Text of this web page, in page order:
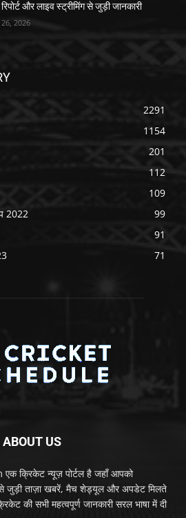
और लाइव स्ट्रीमिंग से जुड़ी जानकारी
26, 2026
2291
1154
201
112
109
2022
99
91
71
ABOUT US
क्रिकेट न्यूज़ पोर्टल है जहाँ आपको
जुड़ी ताज़ा खबरें, मैच शेड्यूल और अपडेट मिलते
की सभी महत्वपूर्ण जानकारी सरल भाषा में दी